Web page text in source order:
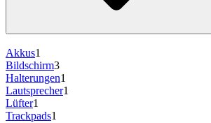
Akkus1
Bildschirm3
Halterungen1
Lautsprecher1
Lüfter1
Trackpads1